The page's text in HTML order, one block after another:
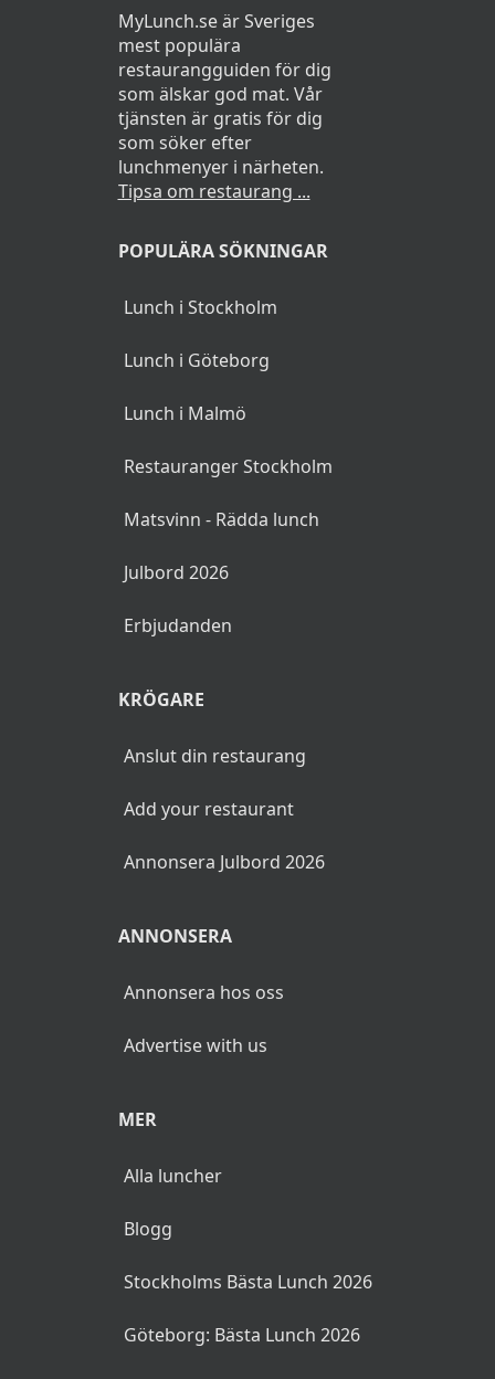
MyLunch.se är Sveriges
mest populära
restaurangguiden för dig
som älskar god mat. Vår
tjänsten är gratis för dig
som söker efter
lunchmenyer i närheten.
Tipsa om restaurang ...
POPULÄRA SÖKNINGAR
Lunch i Stockholm
Lunch i Göteborg
Lunch i Malmö
Restauranger Stockholm
Matsvinn - Rädda lunch
Julbord 2026
Erbjudanden
KRÖGARE
Anslut din restaurang
Add your restaurant
Annonsera Julbord 2026
ANNONSERA
Annonsera hos oss
Advertise with us
MER
Alla luncher
Blogg
Stockholms Bästa Lunch 2026
Göteborg: Bästa Lunch 2026